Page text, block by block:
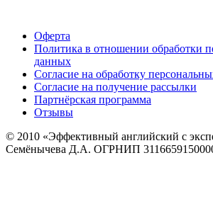
Оферта
Политика в отношении обработки
данных
Согласие на обработку
Согласие на получение рассылки
Партнёрская программа
Отзывы
© 2010 «Эффективный английский с
Семёнычева Д.А. ОГРНИП